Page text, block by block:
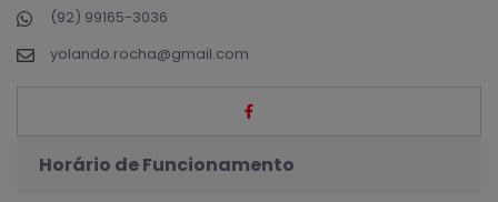
(92) 99165-3036
yolando.rocha@gmail.com
Horário de Funcionamento